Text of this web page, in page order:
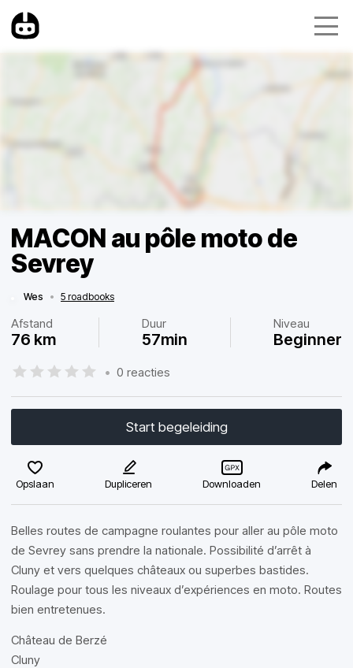
MACON au pôle moto de
Sevrey
Wes • 5 roadbooks
Afstand
76 km
Duur
57min
Niveau
Beginner
• 0 reacties
Start begeleiding
Opslaan Dupliceren Downloaden Delen
Belles routes de campagne roulantes pour aller au pôle moto
de Sevrey sans prendre la nationale. Possibilité d’arrêt à
Cluny et vers quelques châteaux ou superbes bastides.
Roulage pour tous les niveaux d’expériences en moto. Routes
bien entretenues.
Château de Berzé
Cluny